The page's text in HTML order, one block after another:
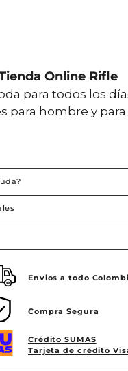
Online Rifle
para todos los
para hombre y
Envios a todo
Compra Segura
Crédito SUMAS
Tarjeta de crédito